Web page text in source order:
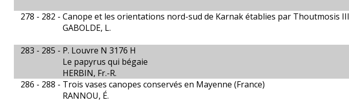
278 - 282 - Canope et les orientations nord-sud de Karnak établies par Thoutmosis III
GABOLDE, L.
283 - 285 - P. Louvre N 3176 H
Le papyrus qui bégaie
HERBIN, Fr.-R.
286 - 288 - Trois vases canopes conservés en Mayenne (France)
RANNOU, É.